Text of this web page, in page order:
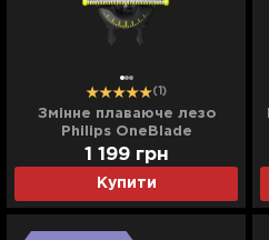
(1)
Змінне плаваюче лезо
Philips OneBlade
(QP420/50)
Купити
1 199 грн